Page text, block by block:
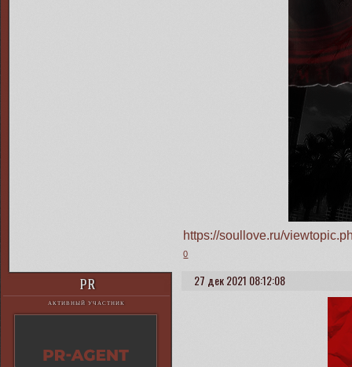
https://soullove.ru/
0
27 дек 2021 08:12:08
PR
АКТИВНЫЙ УЧАСТНИК